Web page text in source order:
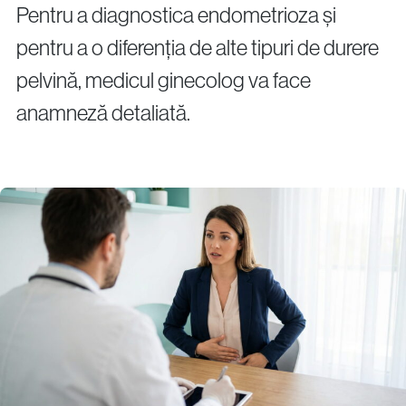
Pentru a diagnostica endometrioza și
pentru a o diferenția de alte tipuri de durere
pelvină, medicul ginecolog va face
anamneză detaliată.